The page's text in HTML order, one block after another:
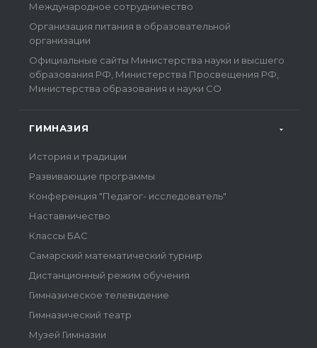
Международное сотрудничество
Организация питания в образовательной
организации
Официальные сайты Министерства науки и высшего
образования РФ, Министерства Просвещения РФ,
Министерства образования и науки СО
ГИМНАЗИЯ
История и традиции
Развивающие программы
Конференция "Педагог- исследователь"
Наставничество
Классы БАС
Самарский математический турнир
Дистанционный режим обучения
Гимназическое телевидение
Гимназический театр
Музей Гимназии